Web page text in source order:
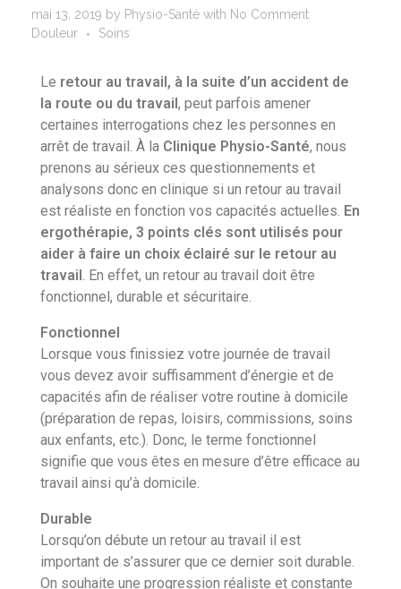
mai 13, 2019 by Physio-Santé with No Comment
Douleur
Soins
Le retour au travail, à la suite d’un accident de
la route ou du travail, peut parfois amener
certaines interrogations chez les personnes en
arrêt de travail. À la Clinique Physio-Santé, nous
prenons au sérieux ces questionnements et
analysons donc en clinique si un retour au travail
est réaliste en fonction vos capacités actuelles. En
ergothérapie, 3 points clés sont utilisés pour
aider à faire un choix éclairé sur le retour au
travail . En effet, un retour au travail doit être
fonctionnel, durable et sécuritaire.
Fonctionnel
Lorsque vous finissiez votre journée de travail
vous devez avoir suffisamment d’énergie et de
capacités afin de réaliser votre routine à domicile
(préparation de repas, loisirs, commissions, soins
aux enfants, etc.). Donc, le terme fonctionnel
signifie que vous êtes en mesure d’être efficace au
travail ainsi qu’à domicile.
Durable
Lorsqu’on débute un retour au travail il est
important de s’assurer que ce dernier soit durable.
On souhaite une progression réaliste et constante